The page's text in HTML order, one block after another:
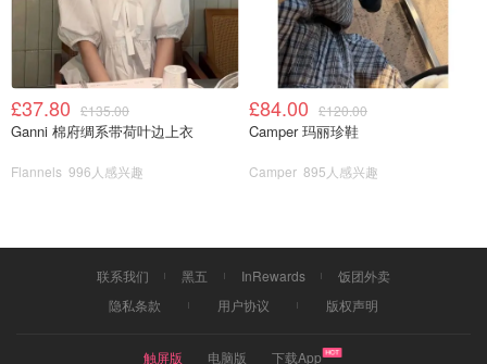
面和两边的房子刷上粉色黄色油漆。看完后走去加拿大广
场，这里也没啥看的，就是个码头，很多大型邮轮会在这里
登陆，外国游客会下船从这里入关，和vancouver地标还有
五帆广场的白帆合影后离开。接着用TGTG在Tim Hortons买
了个盲盒，里面装着7，8个甜点，和美国的差不多，算是尝
街的街道，连步行街都算不上，没啥意思。然后走去自行车
Stanley park，有专门的自行车道，沿着park先骑了个大环
线，又骑了个小环线，一路上的海景挺不错的，时不时停下
还不错。骑了2小时不到回到租赁店还车，工作人员什么都
£37.80 £135.00
Ganni 棉府绸系带荷叶边上衣
Flannels 996人感兴趣
£84.00 £120.00
Camper 玛丽珍鞋
Camper 895人感兴趣
联系我们 黑五 InRewards
饭团外卖
隐私条款
用户协议 版权声明
触屏版 电脑版 下载App